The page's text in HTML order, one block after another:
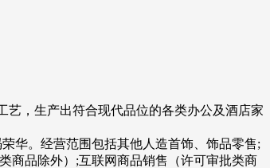
，生产出符合现代品位的各类办公及酒店家
华。经营范围包括其他人造首饰、饰品零售;
商品除外）;互联网商品销售（许可审批类商